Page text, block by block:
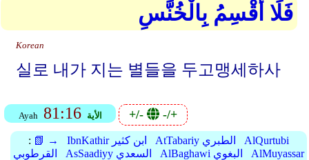
فَلَا أُقْسِمُ بِالْخُنَّسِ
Korean
실로 내가 지는 별들을 두고맹세하사
Ayah 81:16 الأية +/- -/+
: 📗 → IbnKathir ابن كثير AtTabariy الطبري
AlQurtubi
القرطوبي
AsSaadiyy السعدي AlBaghawi البغوي
AlMuyassar